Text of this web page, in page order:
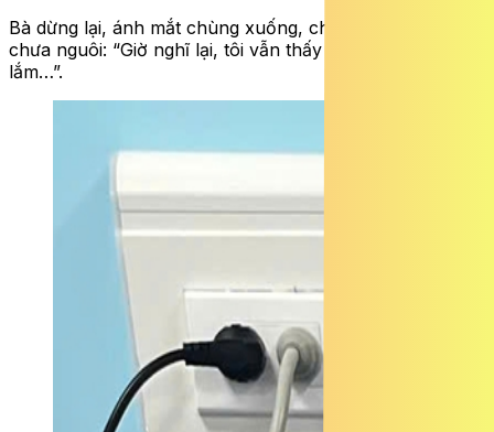
Bà dừng lại, ánh mắt chùng xuống, chất chứa nỗi lo lắng
chưa nguôi: “Giờ nghĩ lại, tôi vẫn thấy thương ông ấy
lắm…”.